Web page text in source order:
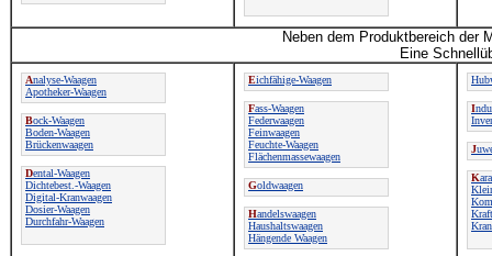
Neben dem Produktbereich der
Eine
Analyse-Waagen
Apotheker-Waagen
Bock-Waagen
Boden-Waagen
Brückenwaagen
Dental-Waagen
Dichtebest.-Waagen
Digital-Kranwaagen
Dosier-Waagen
Durchfahr-Waagen
Eichfähige-Waagen
Fass-Waagen
Federwaagen
Feinwaagen
Feuchte-Waagen
Flächenmassewaagen
Goldwaagen
Handelswaagen
Haushaltswaagen
Hängende Waagen
I
J
K